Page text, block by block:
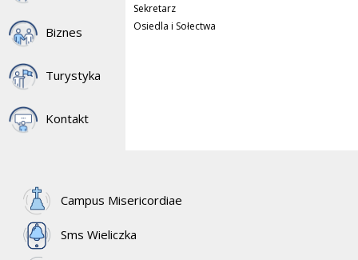
Biznes
Turystyka
Kontakt
Sekretarz
Osiedla i Sołectwa
Campus Misericordiae
Sms Wieliczka